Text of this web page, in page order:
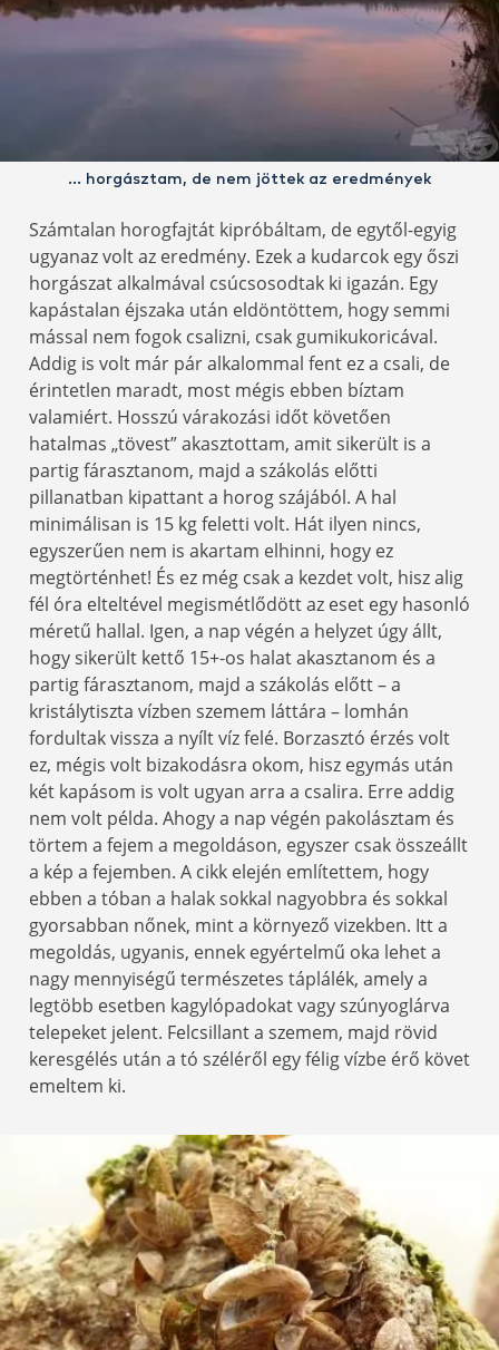
… horgásztam, de nem jöttek az eredmények
Számtalan horogfajtát kipróbáltam, de egytől-egyig
ugyanaz volt az eredmény. Ezek a kudarcok egy őszi
horgászat alkalmával csúcsosodtak ki igazán. Egy
kapástalan éjszaka után eldöntöttem, hogy semmi
mással nem fogok csalizni, csak gumikukoricával.
Addig is volt már pár alkalommal fent ez a csali, de
érintetlen maradt, most mégis ebben bíztam
valamiért. Hosszú várakozási időt követően
hatalmas „tövest” akasztottam, amit sikerült is a
partig fárasztanom, majd a szákolás előtti
pillanatban kipattant a horog szájából. A hal
minimálisan is 15 kg feletti volt. Hát ilyen nincs,
egyszerűen nem is akartam elhinni, hogy ez
megtörténhet! És ez még csak a kezdet volt, hisz alig
fél óra elteltével megismétlődött az eset egy hasonló
méretű hallal. Igen, a nap végén a helyzet úgy állt,
hogy sikerült kettő 15+-os halat akasztanom és a
partig fárasztanom, majd a szákolás előtt – a
kristálytiszta vízben szemem láttára – lomhán
fordultak vissza a nyílt víz felé. Borzasztó érzés volt
ez, mégis volt bizakodásra okom, hisz egymás után
két kapásom is volt ugyan arra a csalira. Erre addig
nem volt példa. Ahogy a nap végén pakolásztam és
törtem a fejem a megoldáson, egyszer csak összeállt
a kép a fejemben. A cikk elején említettem, hogy
ebben a tóban a halak sokkal nagyobbra és sokkal
gyorsabban nőnek, mint a környező vizekben. Itt a
megoldás, ugyanis, ennek egyértelmű oka lehet a
nagy mennyiségű természetes táplálék, amely a
legtöbb esetben kagylópadokat vagy szúnyoglárva
telepeket jelent. Felcsillant a szemem, majd rövid
keresgélés után a tó széléről egy félig vízbe érő követ
emeltem ki.